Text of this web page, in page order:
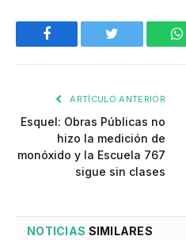
Facebook Twitter
ARTÍCULO ANTERIOR
Esquel: Obras Públicas no
hizo la medición de
monóxido y la Escuela 767
sigue sin clases
NOTICIAS SIMILARES